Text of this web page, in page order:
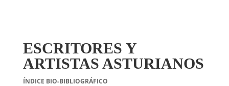
ESCRITORES Y
ARTISTAS ASTURIANOS
ÍNDICE BIO-BIBLIOGRÁFICO